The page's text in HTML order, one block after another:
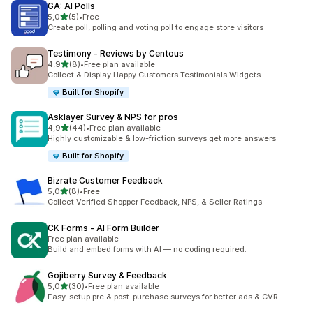
GA: AI Polls
5,0de 5 estrelas
(5)
5 total de avaliações
•Free
Create poll, polling and voting poll to engage store visitors
Testimony ‑ Reviews by Centous
4,9de 5 estrelas
(8)
8 total de avaliações
•Free plan available
Collect & Display Happy Customers Testimonials Widgets
Built for Shopify
Asklayer Survey & NPS for pros
4,9de 5 estrelas
(44)
44 total de avaliações
•Free plan available
Highly customizable & low-friction surveys get more answers
Built for Shopify
Bizrate Customer Feedback
5,0de 5 estrelas
(8)
8 total de avaliações
•Free
Collect Verified Shopper Feedback, NPS, & Seller Ratings
CK Forms ‑ AI Form Builder
Free plan available
Build and embed forms with AI — no coding required.
Gojiberry Survey & Feedback
5,0de 5 estrelas
(30)
30 total de avaliações
•Free plan available
Easy-setup pre & post-purchase surveys for better ads & CVR